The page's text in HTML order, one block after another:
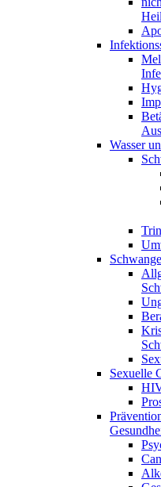
Wasser
Sexuelle